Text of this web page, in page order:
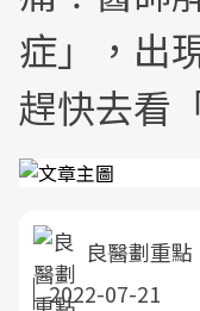
症」，出
趕快去看
良醫劃重點
2022-07-21